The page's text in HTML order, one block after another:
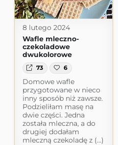
8 lutego 2024
Wafle mleczno-
czekoladowe
dwukolorowe
73 6
Domowe wafle
przygotowane w nieco
inny sposób niż zawsze.
Podzieliłam masę na
dwie części. Jedna
została mleczna, a do
drugiej dodałam
mleczną czekoladę z (...)